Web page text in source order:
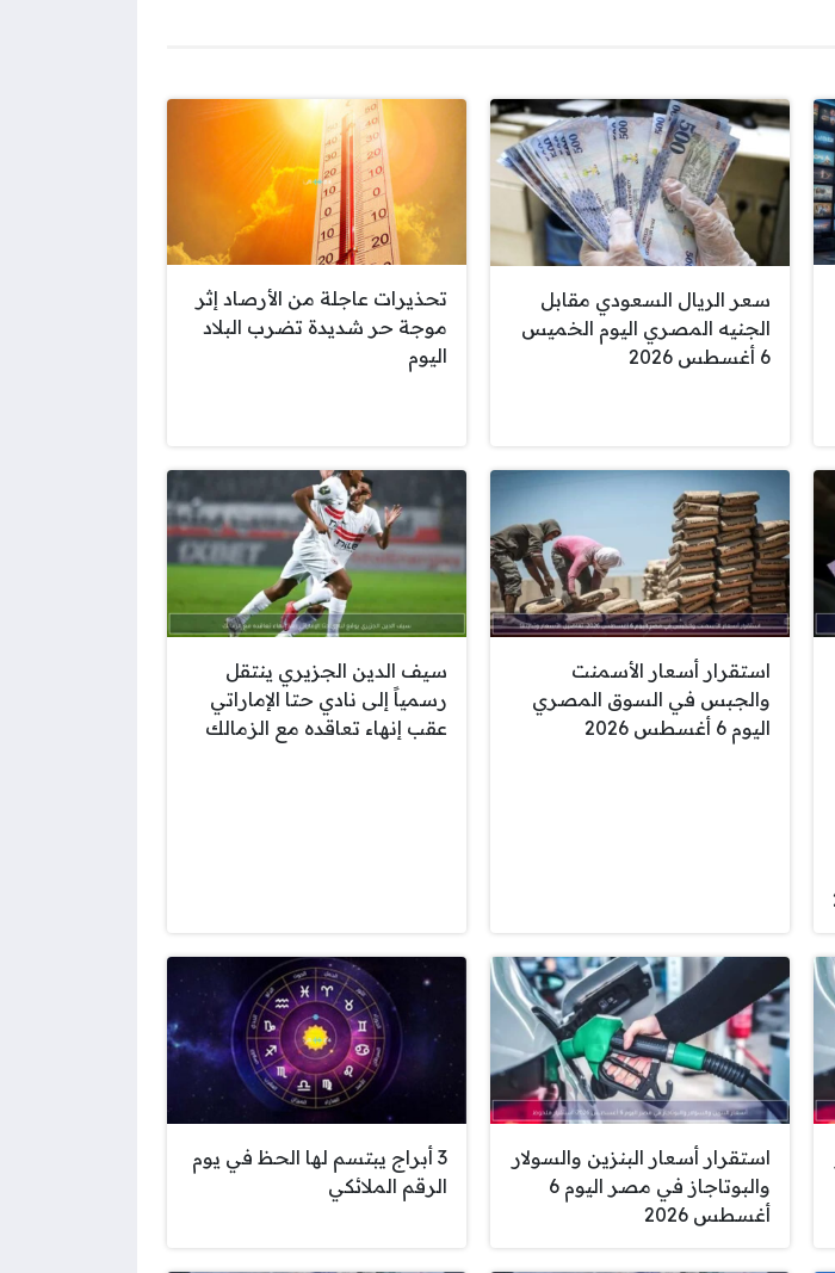
سعر الريال السعودي مقابل
الجنيه المصري اليوم الخميس
6 أغسطس 2026
تحذيرات عاجلة من الأرصاد إثر
موجة حر شديدة تضرب البلاد
اليوم
استقرار أسعار الأسمنت
والجبس في السوق المصري
اليوم 6 أغسطس 2026
سيف الدين الجزيري ينتقل
رسمياً إلى نادي حتا الإماراتي
عقب إنهاء تعاقده مع الزمالك
استقرار أسعار البنزين والسولار
والبوتاجاز في مصر اليوم 6
أغسطس 2026
3 أبراج يبتسم لها الحظ في يوم
الرقم الملائكي